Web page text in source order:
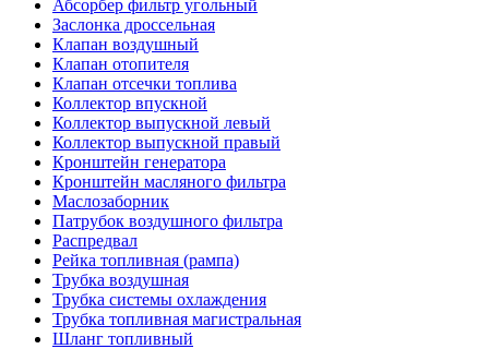
Абсорбер фильтр угольный
Заслонка дроссельная
Клапан воздушный
Клапан отопителя
Клапан отсечки топлива
Коллектор впускной
Коллектор выпускной левый
Коллектор выпускной правый
Кронштейн генератора
Кронштейн масляного фильтра
Маслозаборник
Патрубок воздушного фильтра
Распредвал
Рейка топливная (рампа)
Трубка воздушная
Трубка системы охлаждения
Трубка топливная магистральная
Шланг топливный